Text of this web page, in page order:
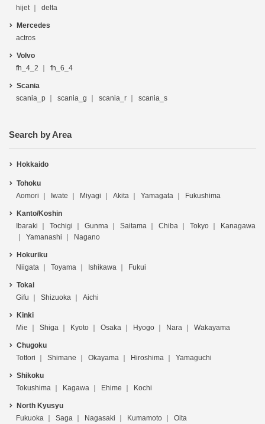
hijet
delta
Mercedes
actros
Volvo
fh_4_2
fh_6_4
Scania
scania_p
scania_g scania_r scania_s
Search by Area
Hokkaido
Tohoku
Aomori
Iwate Miyagi Akita Yamagata Fukushima
Kanto/Koshin
Ibaraki
Tochigi Gunma Saitama Chiba Tokyo
Kanagawa
Yamanashi
Nagano
Hokuriku
Niigata
Toyama Ishikawa Fukui
Tokai
Gifu
Shizuoka Aichi
Kinki
Mie
Shiga Kyoto Osaka Hyogo Nara Wakayama
Chugoku
Tottori
Shimane Okayama Hiroshima Yamaguchi
Shikoku
Tokushima
Kagawa Ehime Kochi
North Kyusyu
Fukuoka
Saga Nagasaki Kumamoto Oita